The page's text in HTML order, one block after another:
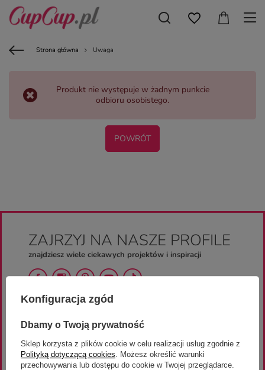
Strona główna Uwaga
Produkt nie występuje w żadnym punkcie
odbioru osobistego.
POWRÓT
ZAJRZYJ NA NASZE PROFILE
znajdziesz wiele ciekawych projektów i inspiracji
ZAPISZ SIĘ DO
NEWSLETTERA
otrzymaj rabat 10% na pierwsze zakupy
/minimalna wartość zamówienia 100 zł/
Konfiguracja zgód
Dbamy o Twoją prywatność
Sklep korzysta z plików cookie w celu realizacji usług zgodnie z
Polityką dotyczącą cookies . Możesz określić warunki
przechowywania lub dostępu do cookie w Twojej przeglądarce.